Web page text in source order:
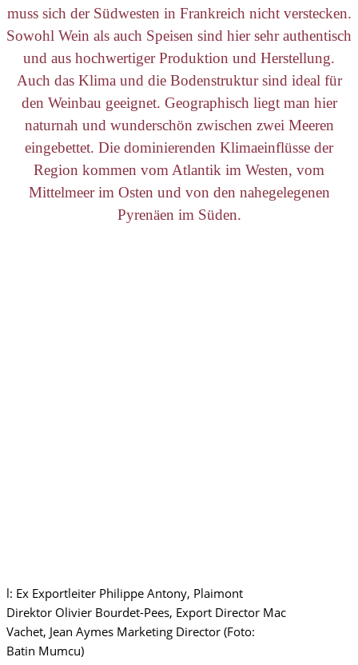
muss sich der Südwesten in Frankreich nicht verstecken.
Sowohl Wein als auch Speisen sind hier sehr authentisch
und aus hochwertiger Produktion und Herstellung.
Auch das Klima und die Bodenstruktur sind ideal für
den Weinbau geeignet. Geographisch liegt man hier
naturnah und wunderschön zwischen zwei Meeren
eingebettet. Die dominierenden Klimaeinflüsse der
Region kommen vom Atlantik im Westen, vom
Mittelmeer im Osten und von den nahegelegenen
Pyrenäen im Süden.
l: Ex Exportleiter Philippe Antony, Plaimont
Direktor Olivier Bourdet-Pees, Export Director Mac
Vachet, Jean Aymes Marketing Director (Foto:
Batin Mumcu)